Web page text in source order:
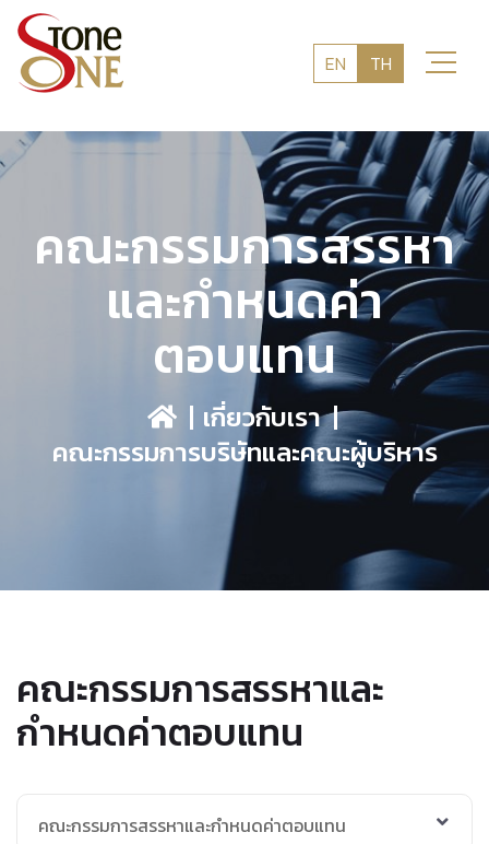
EN TH
คณะกรรมการสรรหา
และกำหนดค่า
ตอบแทน
เกี่ยวกับเรา
คณะกรรมการบริษัทและคณะผู้บริหาร
คณะกรรมการสรรหาและ
กำหนดค่าตอบแทน
คณะกรรมการสรรหาและกำหนดค่าตอบแทน